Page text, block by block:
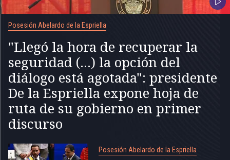
Posesión Abelardo de la Espriella
"Llegó la hora de recuperar la
seguridad (...) la opción del
diálogo está agotada": presidente
De la Espriella expone hoja de
ruta de su gobierno en primer
discurso
Posesión Abelardo de la Espriella